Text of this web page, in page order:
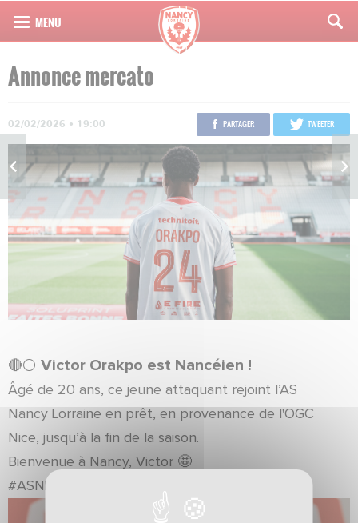
Annonce mercato
02/02/2026 • 19:00 PARTAGER TWEETER
🔴⚪️ Victor Orakpo est Nancéien !
Âgé de 20 ans, ce jeune attaquant rejoint l’AS
Nancy Lorraine en prêt, en provenance de l'OGC
Nice, jusqu’à la fin de la saison.
Bienvenue à Nancy, Victor 🤩
#ASNL #Coeur #renouveau